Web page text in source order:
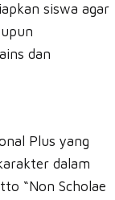
siswa agar
dan
Plus yang
dalam
“Non Scholae